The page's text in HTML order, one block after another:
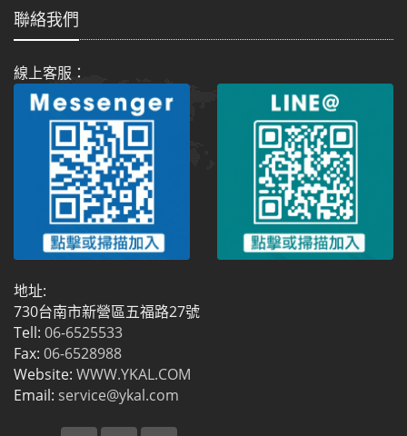
聯絡我們
線上客服：
地址:
730台南市新營區五福路27號
Tell: 06-6525533
Fax: 06-6528988
Website: WWW.YKAL.COM
Email: service@ykal.com